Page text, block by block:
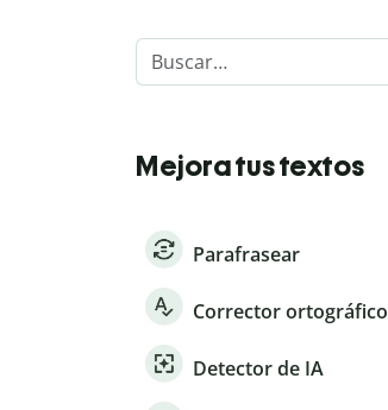
Mejora tus textos
Parafrasear
Corrector ortográfico
Detector de IA